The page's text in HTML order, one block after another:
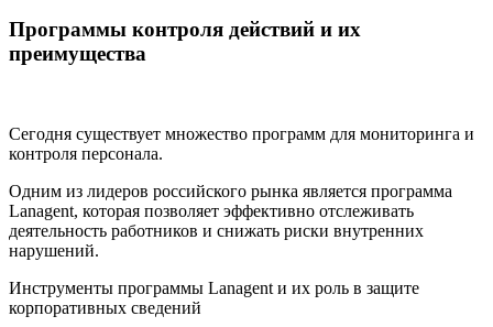
Программы контроля действий и их
преимущества
Сегодня существует множество программ для мониторинга и
контроля персонала.
Одним из лидеров российского рынка является программа
Lanagent, которая позволяет эффективно отслеживать
деятельность работников и снижать риски внутренних
нарушений.
Инструменты программы Lanagent и их роль в защите
корпоративных сведений